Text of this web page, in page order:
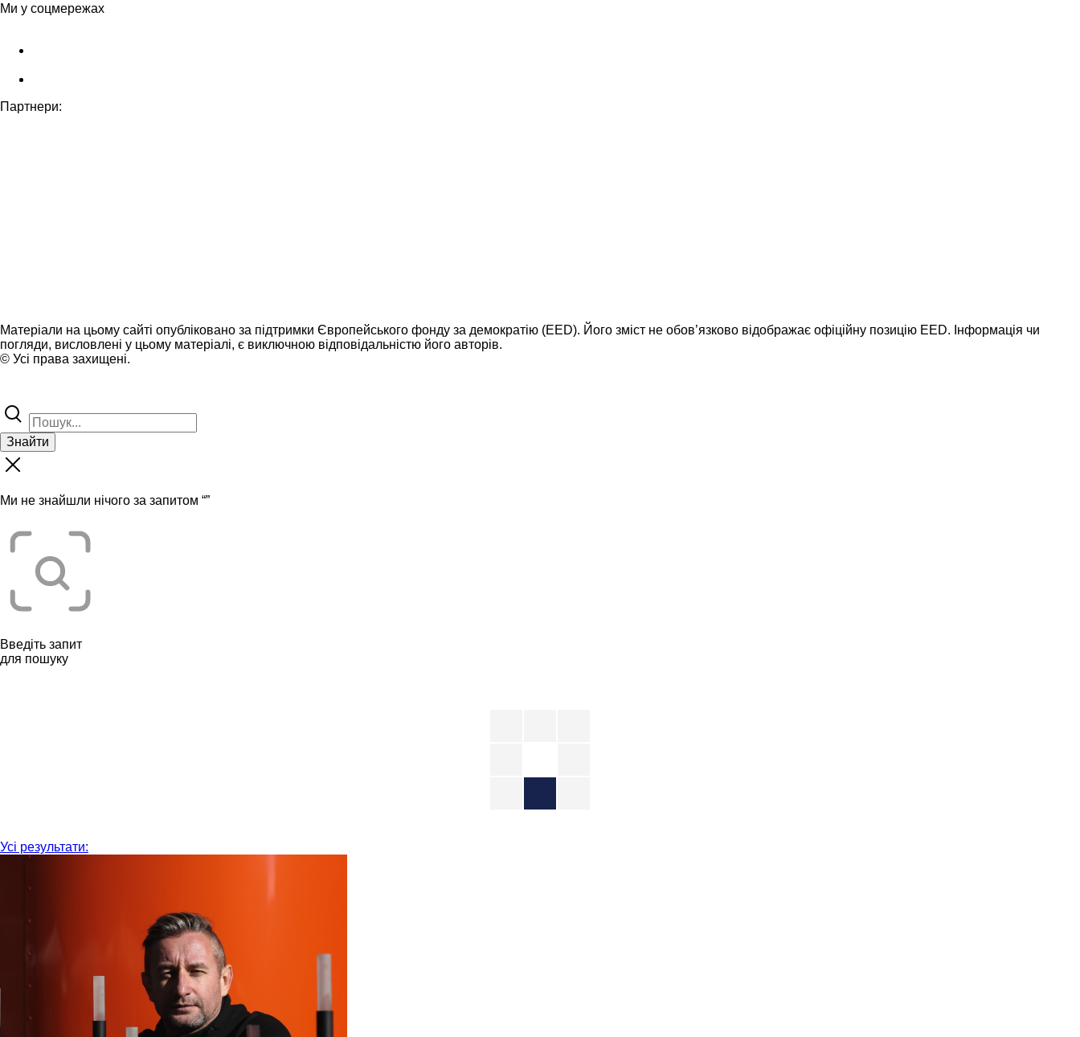
Ми у соцмережах
Партнери:
Матеріали на цьому сайті опубліковано за підтримки Європейського фонду за демократію (EED). Його зміст не обов’язково відображає офіційну позицію EED. Інформація чи
погляди, висловлені у цьому матеріалі, є виключною відповідальністю його авторів.
© Усі права захищені.
Знайти
Ми не знайшли нічого за запитом “”
Введіть запит
для пошуку
Усі результати: